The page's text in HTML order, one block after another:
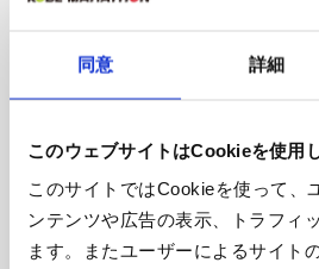
同意 詳細
このウェブサイトはCookieを使用
このサイトではCookieを使って、
ンテンツや広告の表示、トラフィ
ます。またユーザーによるサイト
各ウェブサイトで登録の際、会員規約
要です。
募集開始は4月17日(金曜)からとなり
2.期間